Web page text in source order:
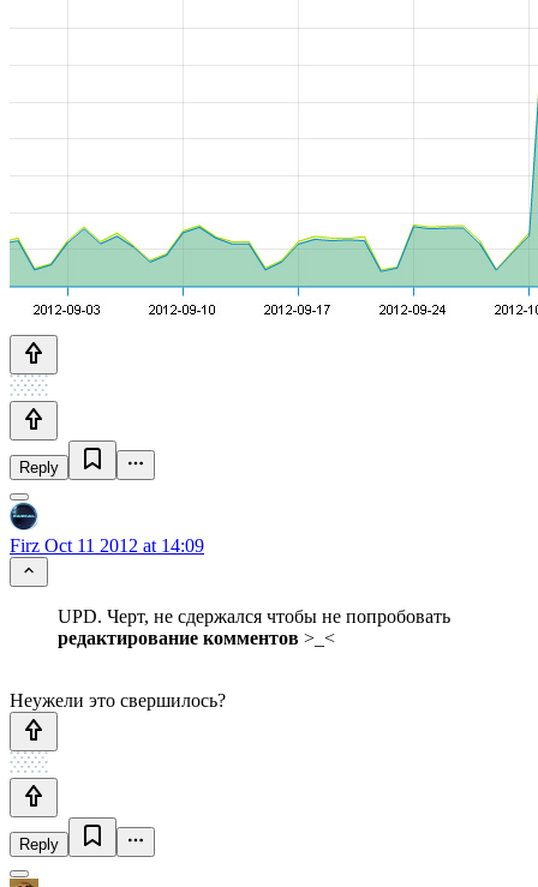
Reply
Firz Oct 11 2012 at 14:09
UPD. Черт, не сдержался чтобы не попробовать
редактирование комментов >_<
Неужели это свершилось?
Reply